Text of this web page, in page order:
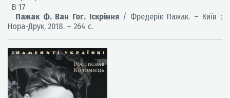
В 17
Пажак Ф. Ван Гог. Іскріння/ Фредерік Пажак. – Київ :
Нора-Друк, 2018. – 264 с.